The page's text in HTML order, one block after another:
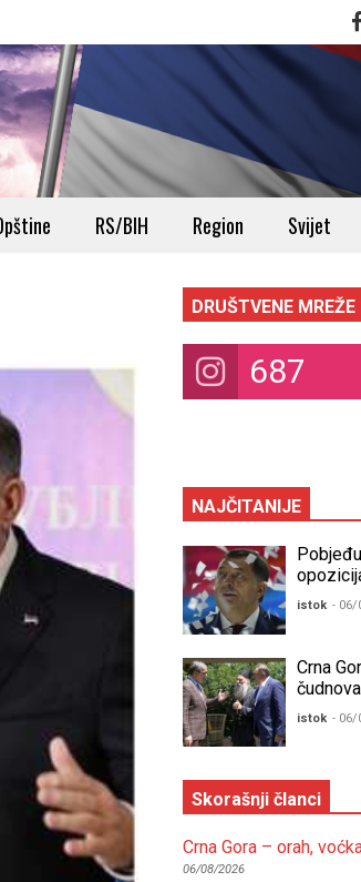
RS/BIH Region Svijet
DRUŠTVENE MREŽE
687
NAJČITANIJE
istok - 06/
Crna
istok - 06/
Skorašnji članci
Crna Gora – orah,
06/08/2026